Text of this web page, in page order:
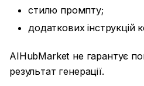
стилю промпту;
додаткових інструкцій
AIHubMarket не гарантує
результат генерації.